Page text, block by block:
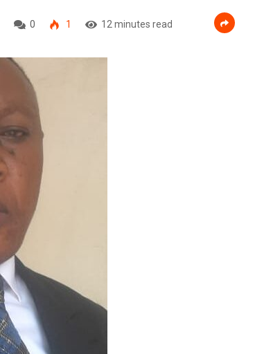
0 1 12 minutes read